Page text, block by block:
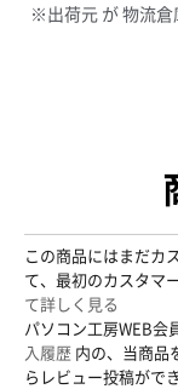
※出荷元 が 物流
この商品にはまだカ
て、最初のカスタマ
て詳しく見る
パソコン工房WEB会
入履歴 内の、当商品
らレビュー投稿がで